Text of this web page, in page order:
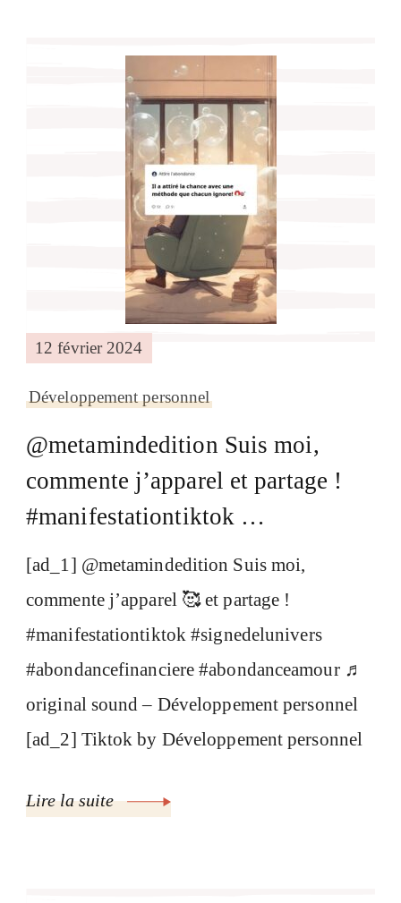
12 février 2024
Développement personnel
@metamindedition Suis moi,
commente j’apparel et partage !
#manifestationtiktok …
[ad_1] @metamindedition Suis moi,
commente j’apparel 🥰 et partage !
#manifestationtiktok #signedelunivers
#abondancefinanciere #abondanceamour ♬
original sound – Développement personnel
[ad_2] Tiktok by Développement personnel
Lire la suite